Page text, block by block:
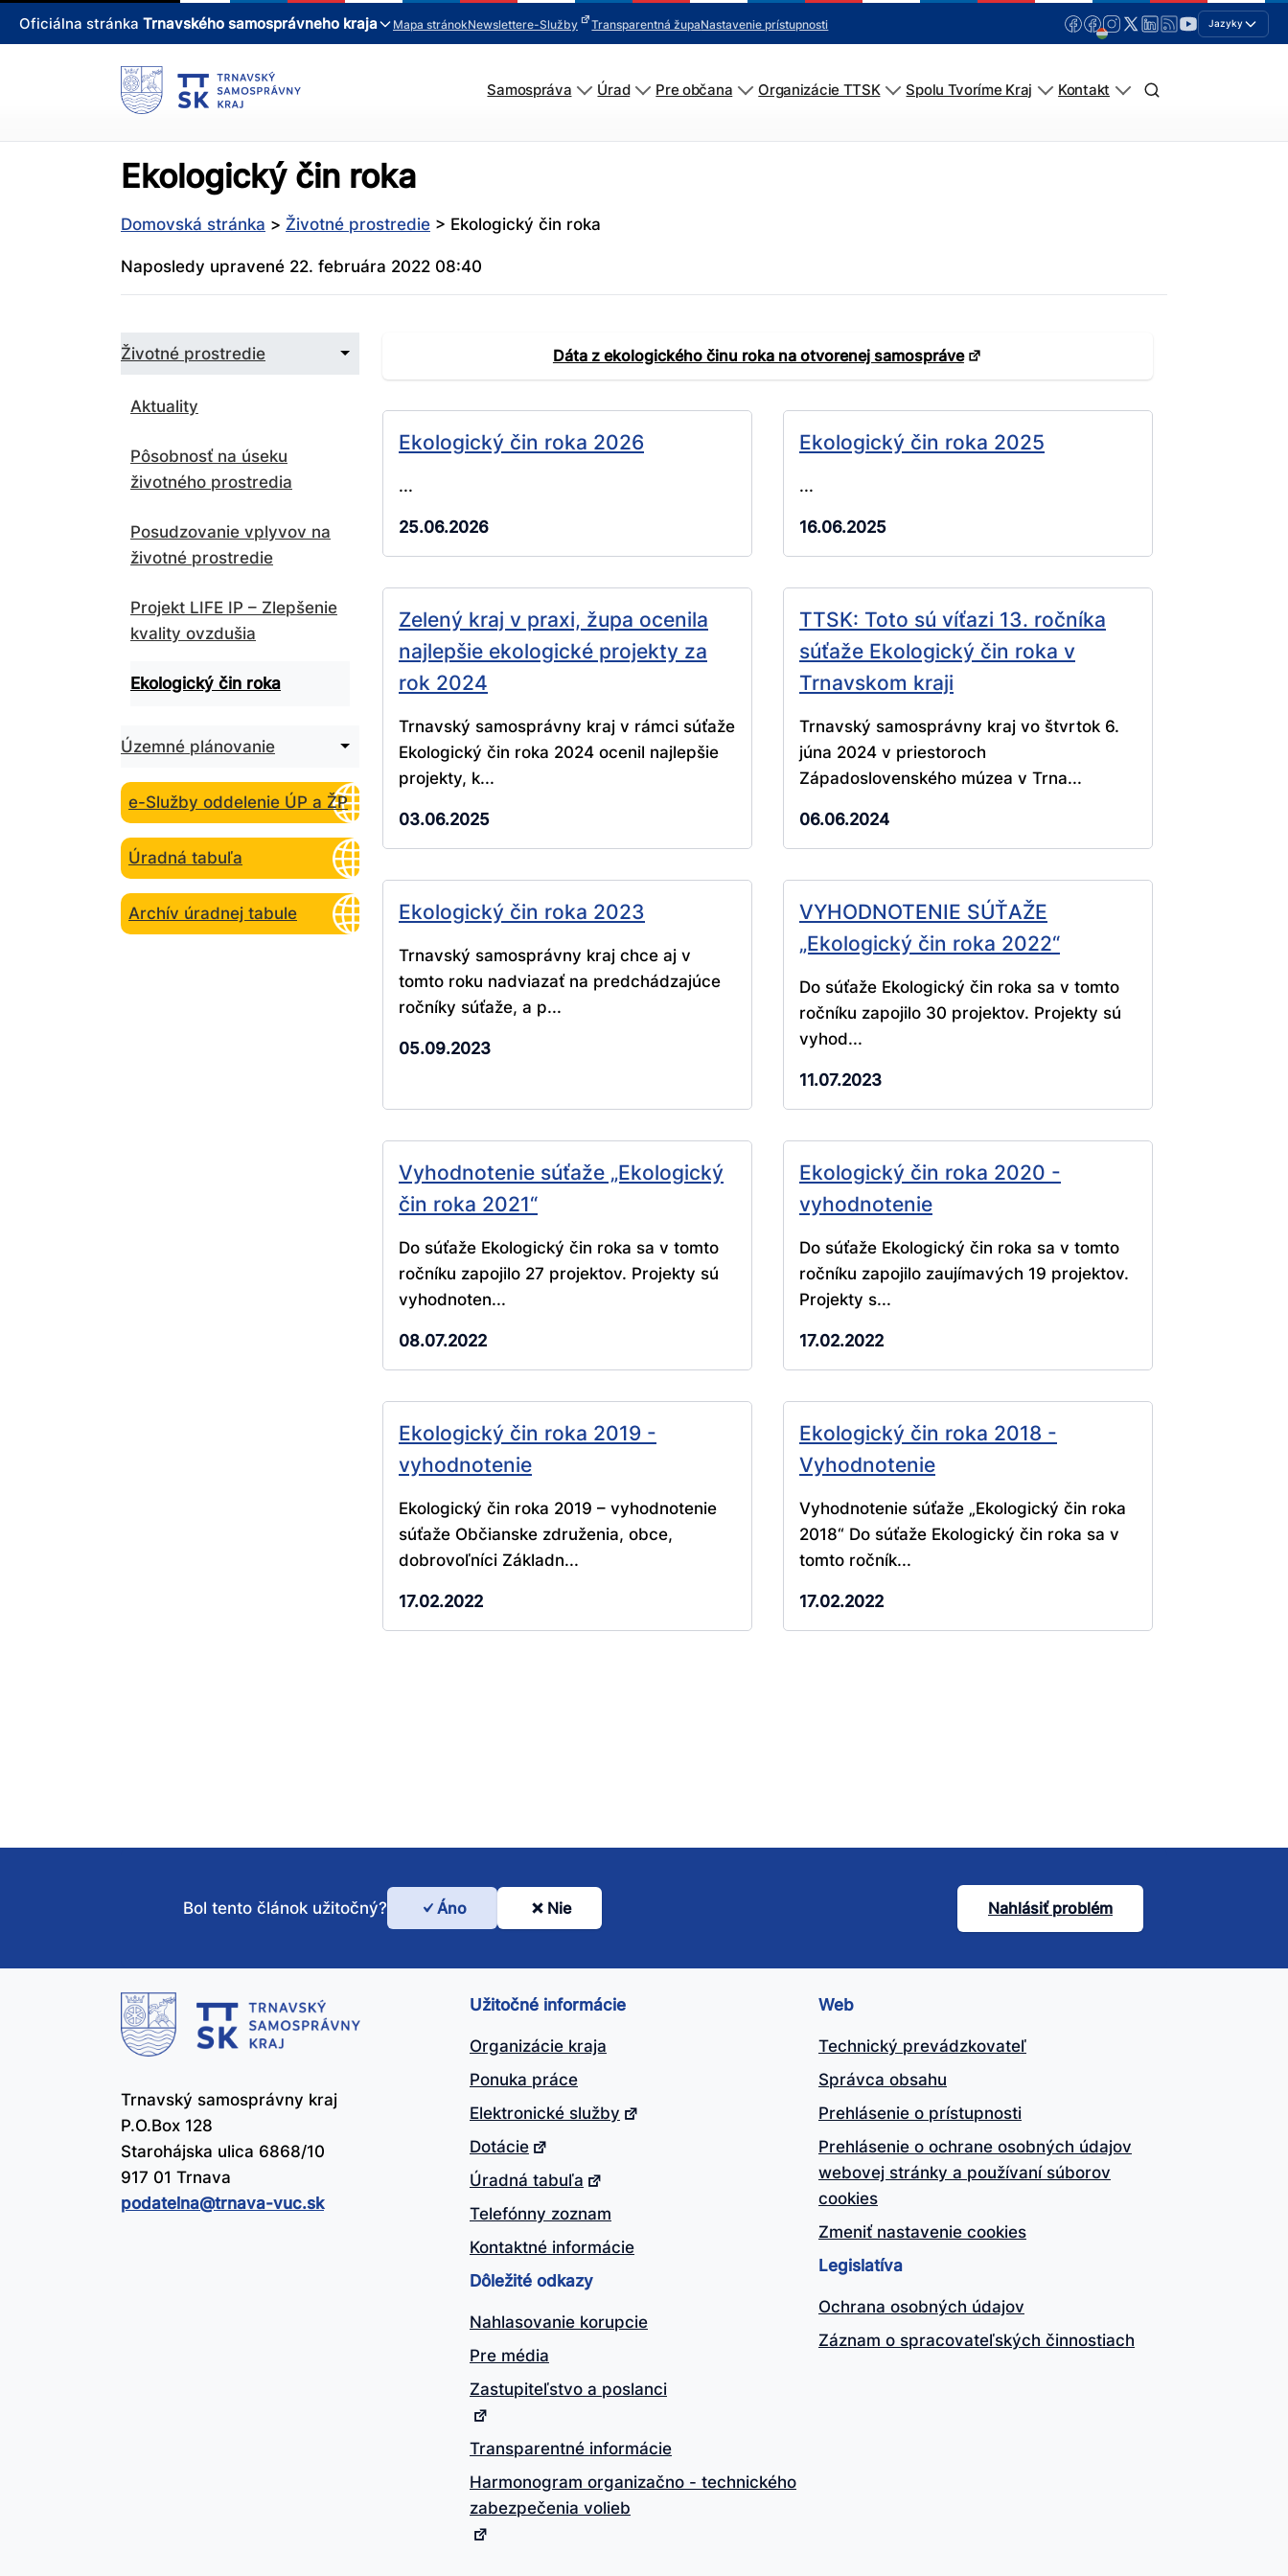
Oficiálna stránka Trnavského samosprávneho kraja Mapa stránokNewslettere-Služby Transparentná župaNastavenie prístupnosti Jazyky
Samospráva Úrad Pre občana Organizácie TTSK Spolu Tvoríme Kraj Kontakt
Ekologický čin roka
Domovská stránka > Životné prostredie > Ekologický čin roka
Naposledy upravené 22. februára 2022 08:40
Životné prostredie
Zbaliť
Aktuality
Pôsobnosť na úseku
životného prostredia
Posudzovanie vplyvov na
životné prostredie
Projekt LIFE IP – Zlepšenie
kvality ovzdušia
Ekologický čin roka
Územné plánovanie
Rozbaliť
podmenu
pre
Územné
plánovanie
e-Služby oddelenie ÚP a ŽP
Úradná tabuľa
Archív úradnej tabule
Dáta z ekologického činu roka na otvorenej samospráve
Ekologický čin roka 2026
...
25.06.2026
Ekologický čin roka 2025
...
16.06.2025
Zelený kraj v praxi, župa ocenila
najlepšie ekologické projekty za
rok 2024
Trnavský samosprávny kraj v rámci súťaže
Ekologický čin roka 2024 ocenil najlepšie
projekty, k...
03.06.2025
TTSK: Toto sú víťazi 13. ročníka
súťaže Ekologický čin roka v
Trnavskom kraji
Trnavský samosprávny kraj vo štvrtok 6.
júna 2024 v priestoroch
Západoslovenského múzea v Trna...
06.06.2024
Ekologický čin roka 2023
Trnavský samosprávny kraj chce aj v
tomto roku nadviazať na predchádzajúce
ročníky súťaže, a p...
05.09.2023
VYHODNOTENIE SÚŤAŽE
„Ekologický čin roka 2022“
Do súťaže Ekologický čin roka sa v tomto
ročníku zapojilo 30 projektov. Projekty sú
vyhod...
11.07.2023
Vyhodnotenie súťaže „Ekologický
čin roka 2021“
Do súťaže Ekologický čin roka sa v tomto
ročníku zapojilo 27 projektov. Projekty sú
vyhodnoten...
08.07.2022
Ekologický čin roka 2020 -
vyhodnotenie
Do súťaže Ekologický čin roka sa v tomto
ročníku zapojilo zaujímavých 19 projektov.
Projekty s...
17.02.2022
Ekologický čin roka 2019 -
vyhodnotenie
Ekologický čin roka 2019 – vyhodnotenie
súťaže Občianske združenia, obce,
dobrovoľníci Základn...
17.02.2022
Ekologický čin roka 2018 -
Vyhodnotenie
Vyhodnotenie súťaže „Ekologický čin roka
2018“ Do súťaže Ekologický čin roka sa v
tomto ročník...
17.02.2022
Bol
tento
článok
užitočný?
Bol tento článok užitočný? Áno Nie Nahlásiť problém
Trnavský samosprávny kraj
P.O.Box 128
Starohájska ulica 6868/10
917 01 Trnava
podatelna@​trnava-vuc.sk
Užitočné informácie
Organizácie kraja
Ponuka práce
Elektronické služby
Dotácie
Úradná tabuľa
Telefónny zoznam
Kontaktné informácie
Dôležité odkazy
Nahlasovanie korupcie
Pre média
Zastupiteľstvo a poslanci
Transparentné informácie
Harmonogram organizačno - technického
zabezpečenia volieb
Web
Technický prevádzkovateľ
Správca obsahu
Prehlásenie o prístupnosti
Prehlásenie o ochrane osobných údajov
webovej stránky a používaní súborov
cookies
Zmeniť nastavenie cookies
Legislatíva
Ochrana osobných údajov
Záznam o spracovateľských činnostiach